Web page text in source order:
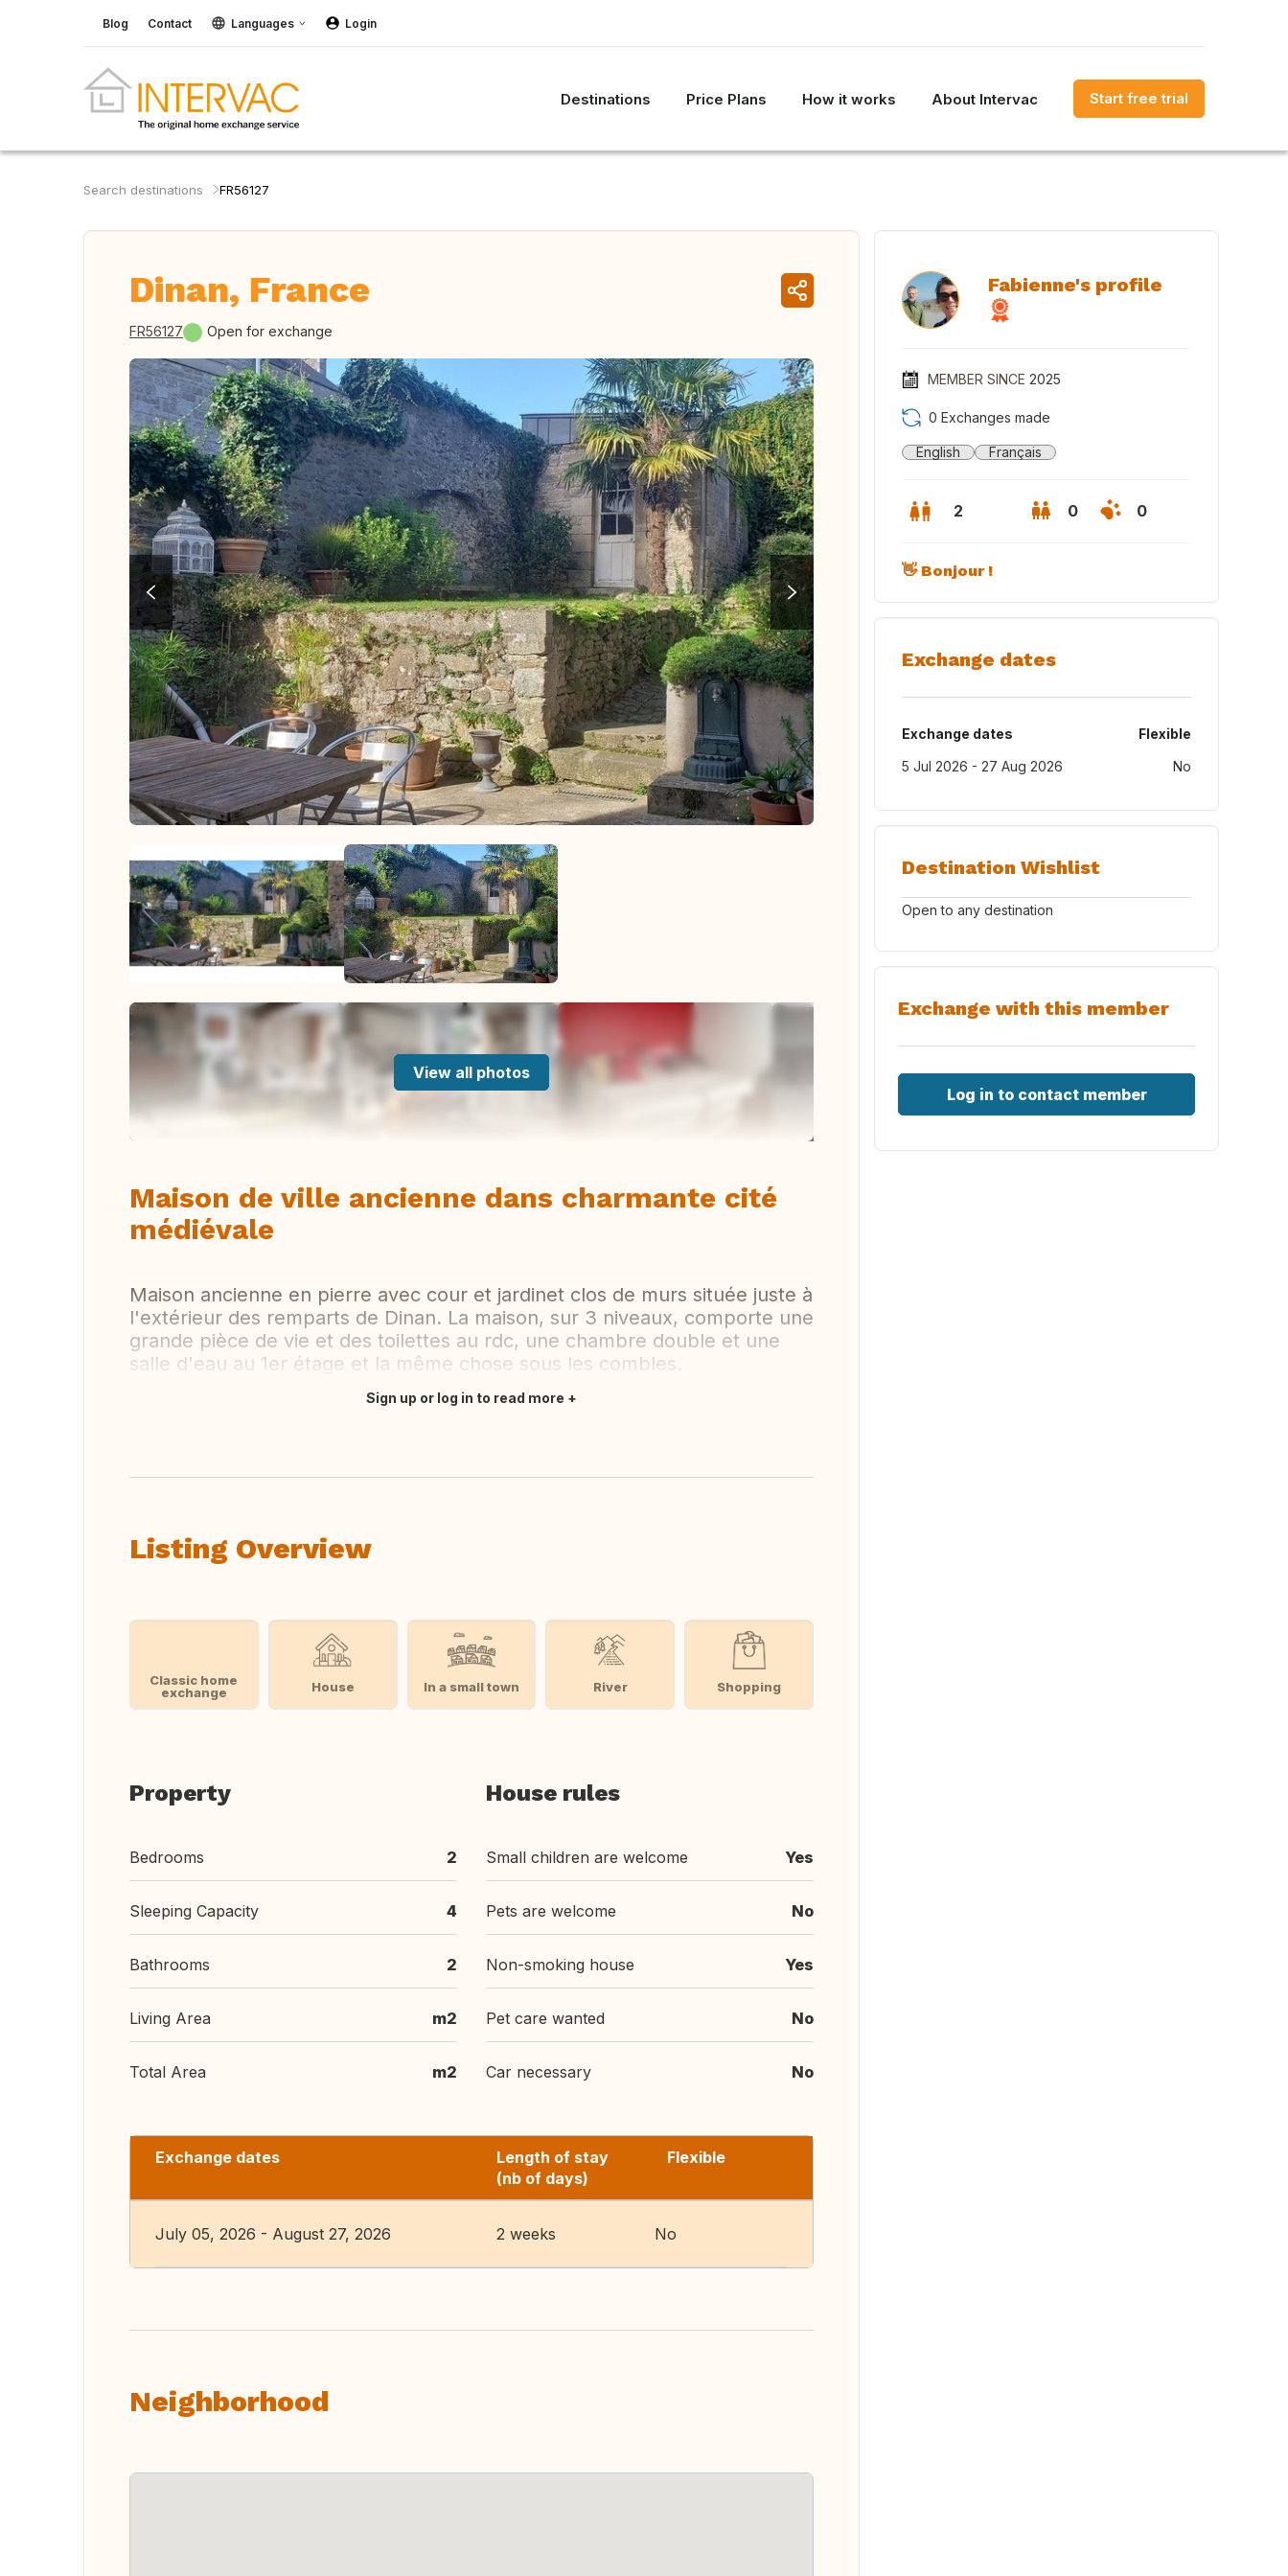
Blog Contact Languages Login
Destinations Price Plans How it works About Intervac Start free trial
Search destinations FR56127
Dinan, France
FR56127 Open for exchange
View all photos
Maison de ville ancienne dans charmante cité
médiévale
Maison ancienne en pierre avec cour et jardinet clos de murs située juste à
l'extérieur des remparts de Dinan. La maison, sur 3 niveaux, comporte une
grande pièce de vie et des toilettes au rdc, une chambre double et une
salle d'eau au 1er étage et la même chose sous les combles.
Sign up or log in to read more
Listing Overview
Classic home
exchange
House In a small town River Shopping
Property
Bedrooms 2
Sleeping Capacity 4
Bathrooms 2
Living Area m2
Total Area m2
House rules
Small children are welcome Yes
Pets are welcome No
Non-smoking house Yes
Pet care wanted No
Car necessary No
Exchange dates
Length of stay
(nb of days)
Flexible
July 05, 2026 - August 27, 2026 2 weeks No
Neighborhood
Fabienne's profile
MEMBER SINCE 2025
0 Exchanges made
English Français
2 0 0
👋 Bonjour !
Exchange dates
Exchange dates
Flexible
5 Jul 2026 - 27 Aug 2026
No
Destination Wishlist
Open to any destination
Exchange with this member
Log in to contact member